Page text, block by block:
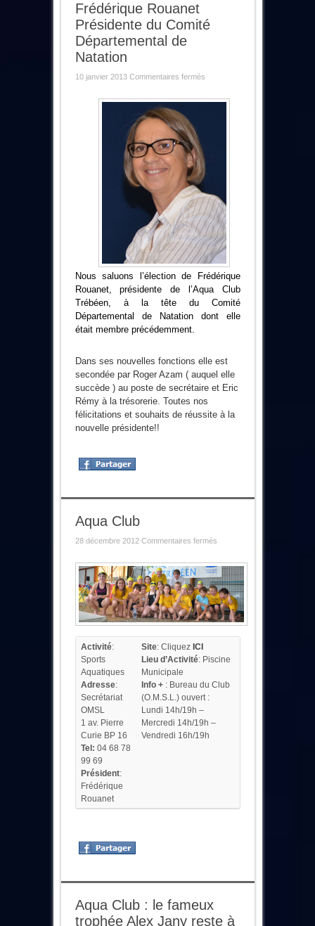
Frédérique Rouanet
Présidente du Comité
Départemental de
Natation
10 janvier 2013 Commentaires ferméssur
Présidente
Nous saluons l’élection de Frédérique
Rouanet, présidente de l’Aqua Club
Trébéen, à la tête du Comité
Départemental de Natation dont elle
était membre précédemment.
Dans ses nouvelles fonctions elle est
secondée par Roger Azam ( auquel elle
succède ) au poste de secrétaire et Eric
Rémy à la trésorerie. Toutes nos
félicitations et souhaits de réussite à la
nouvelle présidente!!
Aqua Club
28 décembre 2012 Commentaires ferméssur
Activité:
Sports
Aquatiques
Adresse:
Secrétariat
OMSL
1 av. Pierre
Curie BP 16
Tel: 04 68 78
99 69
Président:
Frédérique
Rouanet
Site: Cliquez ICI
Lieu d’Activité: Piscine
Municipale
Info +: Bureau du Club
(O.M.S.L.) ouvert :
Lundi 14h/19h –
Mercredi 14h/19h –
Vendredi 16h/19h
Aqua Club : le fameux
trophée Alex Jany reste à